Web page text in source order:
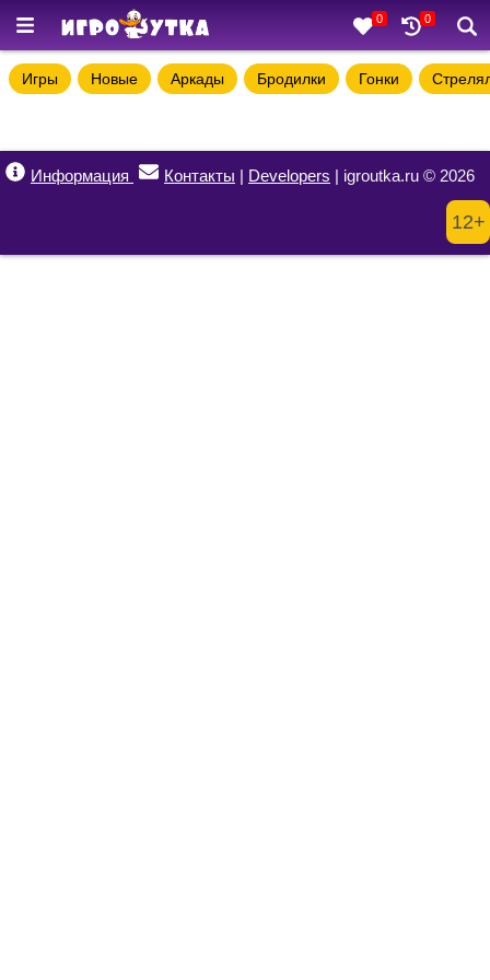
0 0
Игры Новые Аркады Бродилки Гонки
Информация Контакты | Developers | igroutka.ru © 2026
12+